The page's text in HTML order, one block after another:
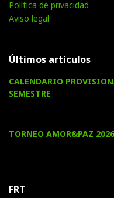
Política de privacidad
Aviso legal
Últimos artículos
CALENDARIO
SEMESTRE
TORNEO AMOR&PAZ 2026
FRT